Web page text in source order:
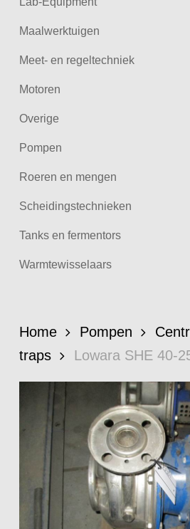
Maalwerktuigen
Meet- en regeltechniek
Motoren
Overige
Pompen
Roeren en mengen
Scheidingstechnieken
Tanks en fermentors
Warmtewisselaars
Home Pompen
traps
Lowara SHE 40-